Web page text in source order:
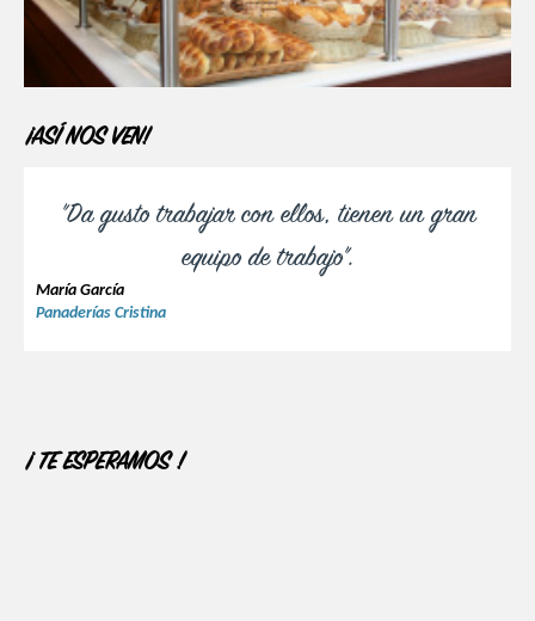
¡ASÍ NOS VEN!
"Da gusto trabajar con ellos, tienen un gran
equipo de trabajo".
María García
Panaderías Cristina
¡ TE ESPERAMOS !